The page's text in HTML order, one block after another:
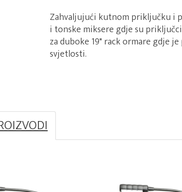
Zahvaljujući kutnom priključku i
i tonske miksere gdje su
za duboke 19" rack ormare gdje
svjetlosti.